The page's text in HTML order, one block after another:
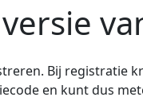
Bij registratie
en kunt dus